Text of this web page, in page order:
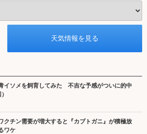
イソメを飼育してみた 不吉な予感がついに的中
クチン需要が増大すると『カブトガニ』が積極放
ワケ